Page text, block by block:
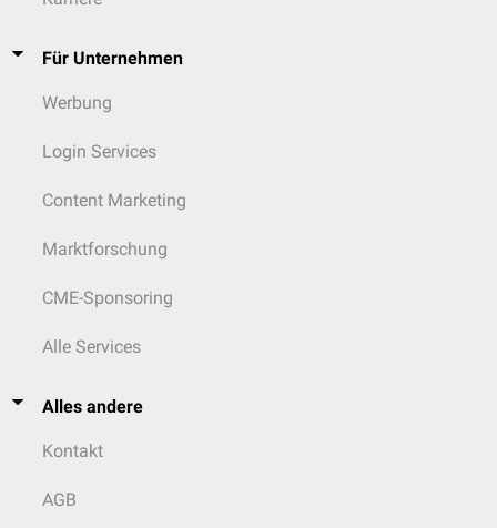
Für Unternehmen
Werbung
Login Services
Content Marketing
Marktforschung
CME-Sponsoring
Alle Services
Alles andere
Kontakt
AGB